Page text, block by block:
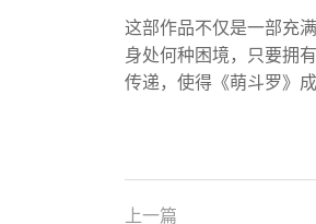
这部作品不仅是一部充
身处何种困境，只要拥
传递，使得《萌斗罗》
上一篇